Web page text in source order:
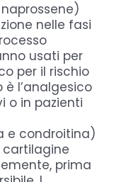
nelle fasi
usati per
per il rischio
l’analgesico
o in pazienti
e condroitina)
prima